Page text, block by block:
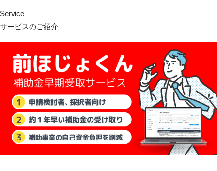
Service
サービスのご紹介